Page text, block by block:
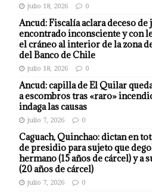
julio 18, 2026 0
Ancud: Fiscalía aclara deceso de
encontrado inconsciente y con
el cráneo al interior de la zona
del Banco de Chile
julio 18, 2026 0
Ancud: capilla de El Quilar
a escombros tras «raro»
indaga las causas
julio 7, 2026 0
Caguach, Quinchao: dictan en
de presidio para sujeto que
hermano (15 años de cárcel) y a
(20 años de cárcel)
julio 7, 2026 0